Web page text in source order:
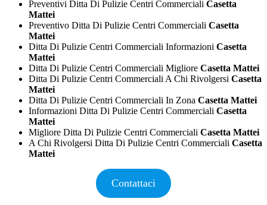
Preventivi Ditta Di Pulizie Centri Commerciali Casetta
Mattei
Preventivo Ditta Di Pulizie Centri Commerciali Casetta
Mattei
Ditta Di Pulizie Centri Commerciali Informazioni Casetta
Mattei
Ditta Di Pulizie Centri Commerciali Migliore Casetta Mattei
Ditta Di Pulizie Centri Commerciali A Chi Rivolgersi Casetta
Mattei
Ditta Di Pulizie Centri Commerciali In Zona Casetta Mattei
Informazioni Ditta Di Pulizie Centri Commerciali Casetta
Mattei
Migliore Ditta Di Pulizie Centri Commerciali Casetta Mattei
A Chi Rivolgersi Ditta Di Pulizie Centri Commerciali Casetta
Mattei
Contattaci